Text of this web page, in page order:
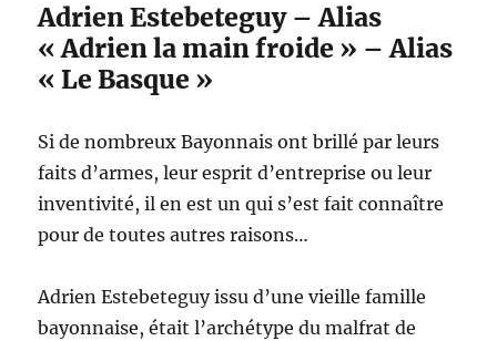
Adrien Estebeteguy – Alias
« Adrien la main froide » – Alias
« Le Basque »
Si de nombreux Bayonnais ont brillé par leurs
faits d’armes, leur esprit d’entreprise ou leur
inventivité, il en est un qui s’est fait connaître
pour de toutes autres raisons…
Adrien Estebeteguy issu d’une vieille famille
bayonnaise, était l’archétype du malfrat de